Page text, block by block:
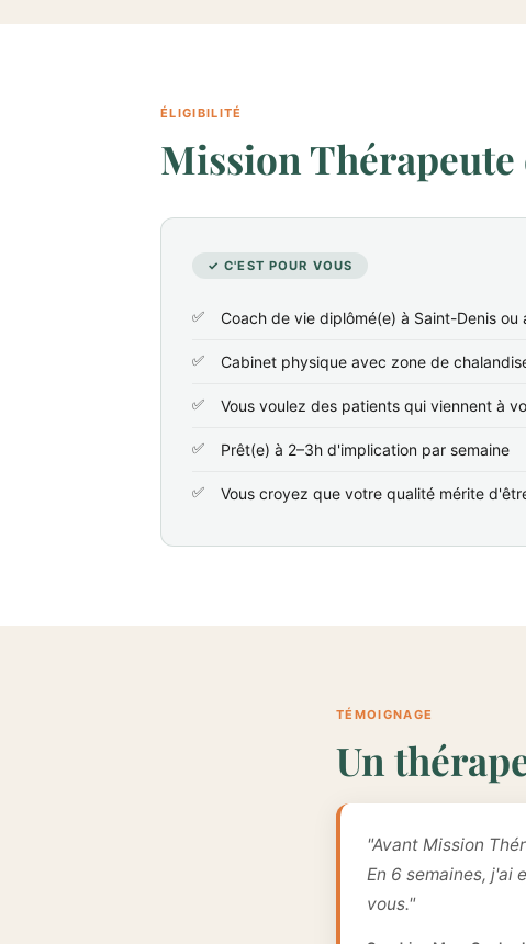
ÉLIGIBILITÉ
Mission
✓ C'EST POUR VOUS
Coach de vie diplômé(e) à Saint-Denis ou
Cabinet physique avec zone de
Vous voulez des patients qui viennent à
Prêt(e) à 2–3h d'implication par semaine
Vous croyez que votre qualité mérite
TÉMOIGNAGE
Un
"Avant Mission
En 6 semaines, j'ai
vous."